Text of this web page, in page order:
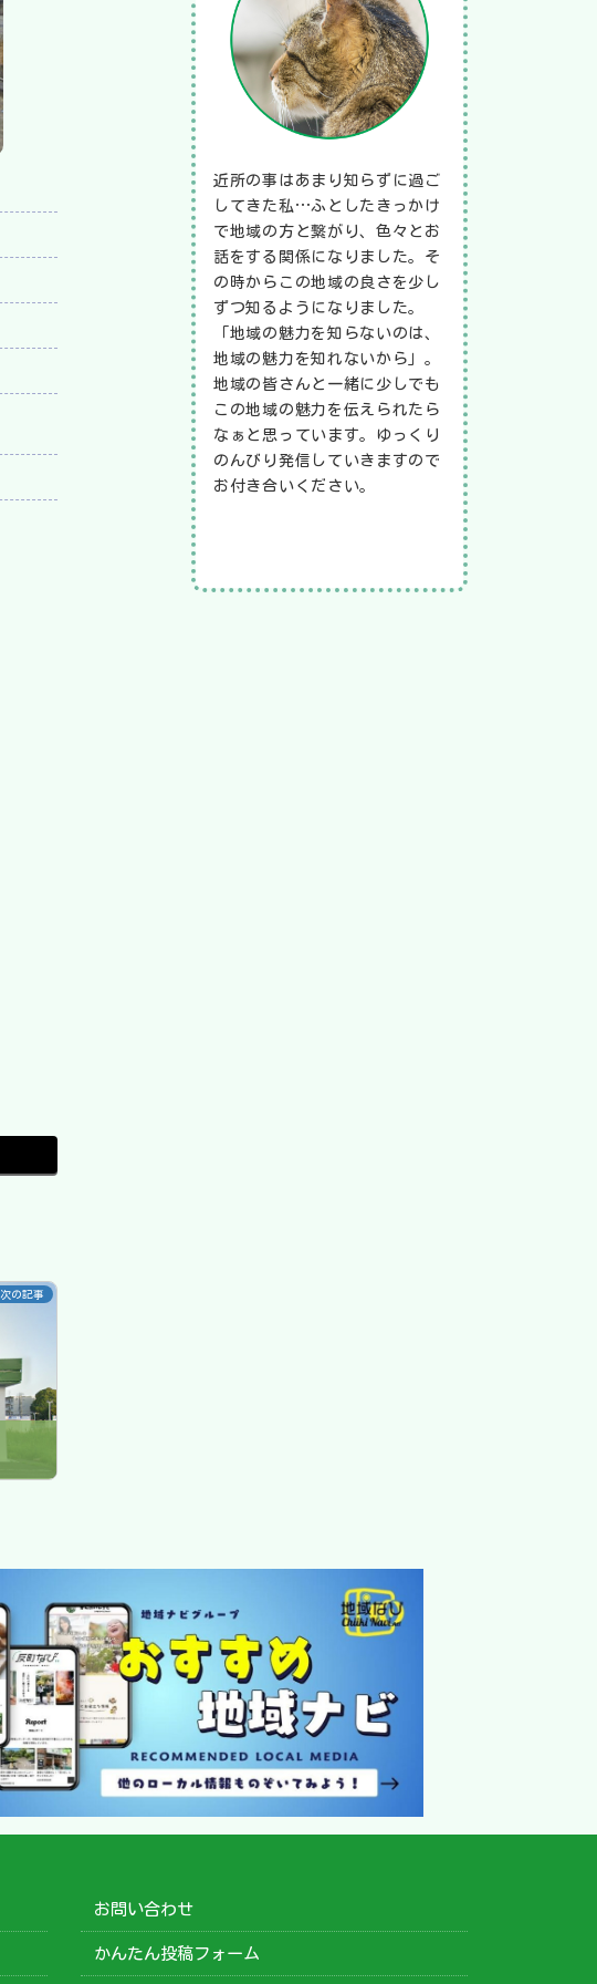
次の記事
近所の事はあまり知らずに過ご
してきた私…ふとしたきっかけ
で地域の方と繋がり、色々とお
話をする関係になりました。そ
の時からこの地域の良さを少し
ずつ知るようになりました。
「地域の魅力を知らないのは、
地域の魅力を知れないから」。
地域の皆さんと一緒に少しでも
この地域の魅力を伝えられたら
なぁと思っています。ゆっくり
のんびり発信していきますので
お付き合いください。
お問い合わせ
かんたん投稿フォーム